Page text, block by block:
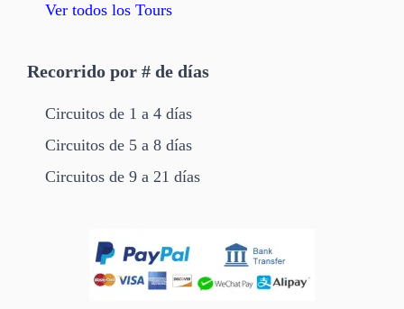
Ver todos los Tours
Recorrido por # de días
Circuitos de 1 a 4 días
Circuitos de 5 a 8 días
Circuitos de 9 a 21 días